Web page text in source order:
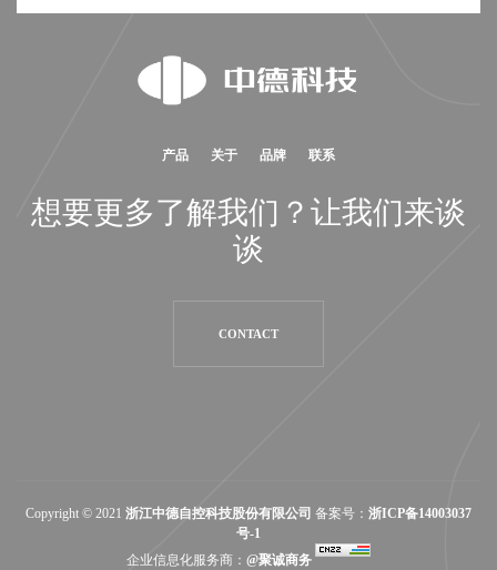
产品 关于 品牌 联系
想要更多了解我们？让我们来谈
谈
CONTACT
Copyright © 2021 浙江中德自控科技股份有限公司 备案号： 浙ICP备14003037
号-1
企业信息化服务商： @聚诚商务